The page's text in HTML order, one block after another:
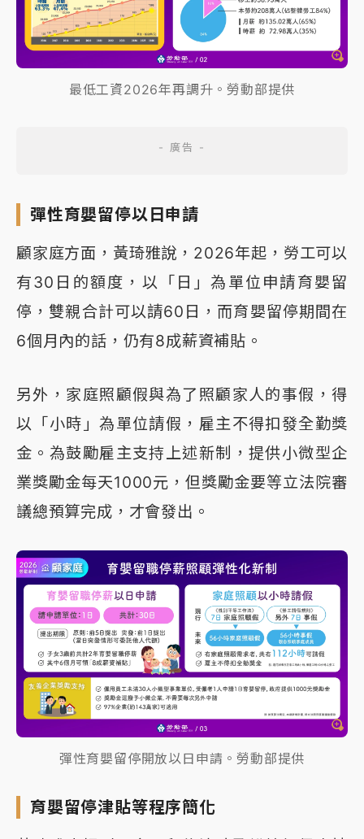
最低工資2026年再調升。勞動部提供
彈性育嬰留停以日申請
顧家庭方面，黃琦雅說，2026年起，勞工可以
有30日的額度，以「日」為單位申請育嬰留
停，雙親合計可以請60日，而育嬰留停期間在
6個月內的話，仍有8成薪資補貼。
另外，家庭照顧假與為了照顧家人的事假，得
以「小時」為單位請假，雇主不得扣發全勤獎
金。為鼓勵雇主支持上述新制，提供小微型企
業獎勵金每天1000元，但獎勵金要等立法院審
議總預算完成，才會發出。
彈性育嬰留停開放以日申請。勞動部提供
育嬰留停津貼等程序簡化